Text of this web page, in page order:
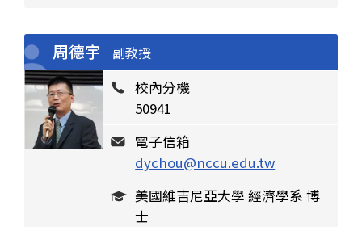
周德宇 副教授
校內分機
50941
電子信箱
dychou@nccu.edu.tw
美國維吉尼亞大學 經濟學系 博
士